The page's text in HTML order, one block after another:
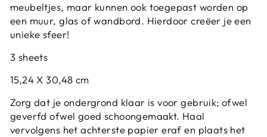
meubeltjes, maar kunnen ook toegepast worden op
een muur, glas of wandbord. Hierdoor creëer je een
unieke sfeer!
3 sheets
15,24 X 30,48 cm
Zorg dat je ondergrond klaar is voor gebruik; ofwel
geverfd ofwel goed schoongemaakt. Haal
vervolgens het achterste papier eraf en plaats het